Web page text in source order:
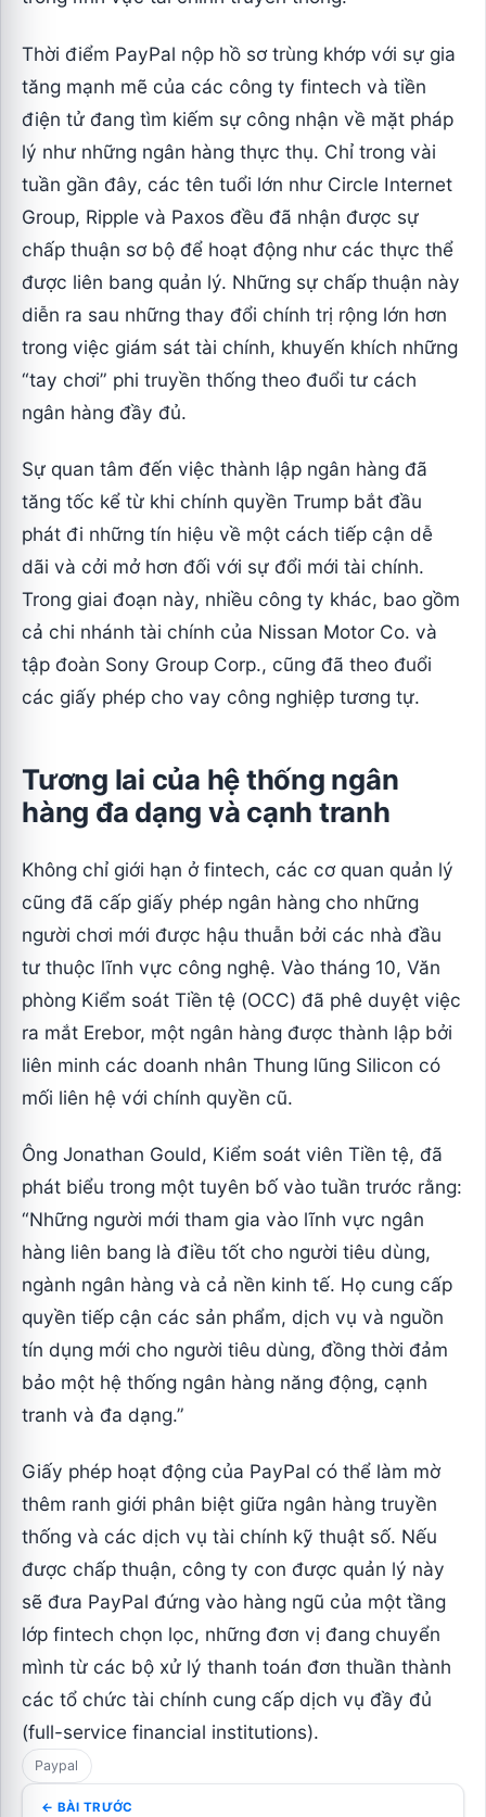
Thời điểm PayPal nộp hồ sơ trùng khớp với sự gia
tăng mạnh mẽ của các công ty fintech và tiền
điện tử đang tìm kiếm sự công nhận về mặt pháp
lý như những ngân hàng thực thụ. Chỉ trong vài
tuần gần đây, các tên tuổi lớn như Circle Internet
Group, Ripple và Paxos đều đã nhận được sự
chấp thuận sơ bộ để hoạt động như các thực thể
được liên bang quản lý. Những sự chấp thuận này
diễn ra sau những thay đổi chính trị rộng lớn hơn
trong việc giám sát tài chính, khuyến khích những
“tay chơi” phi truyền thống theo đuổi tư cách
ngân hàng đầy đủ.
Sự quan tâm đến việc thành lập ngân hàng đã
tăng tốc kể từ khi chính quyền Trump bắt đầu
phát đi những tín hiệu về một cách tiếp cận dễ
dãi và cởi mở hơn đối với sự đổi mới tài chính.
Trong giai đoạn này, nhiều công ty khác, bao gồm
cả chi nhánh tài chính của Nissan Motor Co. và
tập đoàn Sony Group Corp., cũng đã theo đuổi
các giấy phép cho vay công nghiệp tương tự.
Tương lai của hệ thống ngân
hàng đa dạng và cạnh tranh
Không chỉ giới hạn ở fintech, các cơ quan quản lý
cũng đã cấp giấy phép ngân hàng cho những
người chơi mới được hậu thuẫn bởi các nhà đầu
tư thuộc lĩnh vực công nghệ. Vào tháng 10, Văn
phòng Kiểm soát Tiền tệ (OCC) đã phê duyệt việc
ra mắt Erebor, một ngân hàng được thành lập bởi
liên minh các doanh nhân Thung lũng Silicon có
mối liên hệ với chính quyền cũ.
Ông Jonathan Gould, Kiểm soát viên Tiền tệ, đã
phát biểu trong một tuyên bố vào tuần trước rằng:
“Những người mới tham gia vào lĩnh vực ngân
hàng liên bang là điều tốt cho người tiêu dùng,
ngành ngân hàng và cả nền kinh tế. Họ cung cấp
quyền tiếp cận các sản phẩm, dịch vụ và nguồn
tín dụng mới cho người tiêu dùng, đồng thời đảm
bảo một hệ thống ngân hàng năng động, cạnh
tranh và đa dạng.”
Giấy phép hoạt động của PayPal có thể làm mờ
thêm ranh giới phân biệt giữa ngân hàng truyền
thống và các dịch vụ tài chính kỹ thuật số. Nếu
được chấp thuận, công ty con được quản lý này
sẽ đưa PayPal đứng vào hàng ngũ của một tầng
lớp fintech chọn lọc, những đơn vị đang chuyển
mình từ các bộ xử lý thanh toán đơn thuần thành
các tổ chức tài chính cung cấp dịch vụ đầy đủ
(full-service financial institutions).
Paypal
← BÀI TRƯỚC